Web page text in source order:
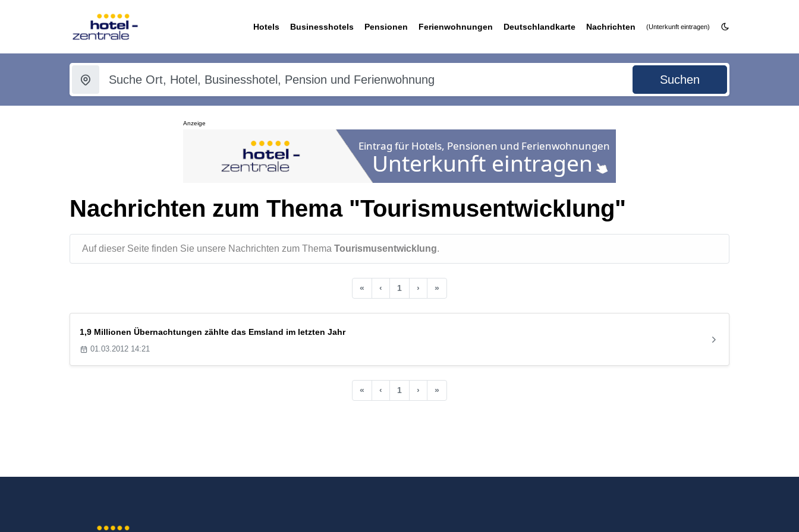
Hotels Businesshotels Pensionen Ferienwohnungen Deutschlandkarte Nachrichten (Unterkunft eintragen)
Suchen
Anzeige
Nachrichten zum Thema "Tourismusentwicklung"
Auf dieser Seite finden Sie unsere Nachrichten zum Thema Tourismusentwicklung.
« ‹ 1 › »
1,9 Millionen Übernachtungen zählte das Emsland im letzten Jahr
01.03.2012 14:21
« ‹ 1 › »